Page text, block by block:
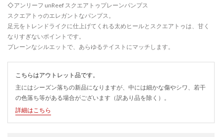
◇アンリーフ unReef スクエアトゥプレーンパンプス
スクエアトゥのエレガントなパンプス。
足元をトレンドライクに仕上げてくれる太めヒールとスクエアトゥは、甘く
なりすぎないポイントです。
プレーンなシルエットで、あらゆるテイストにマッチします。
こちらはアウトレット品です。
主にはシーズン落ちの新品になりますが、中には細かな傷やシワ、若干
の色落ち等がある場合がございます（訳あり品を除く）。
詳細はこちら